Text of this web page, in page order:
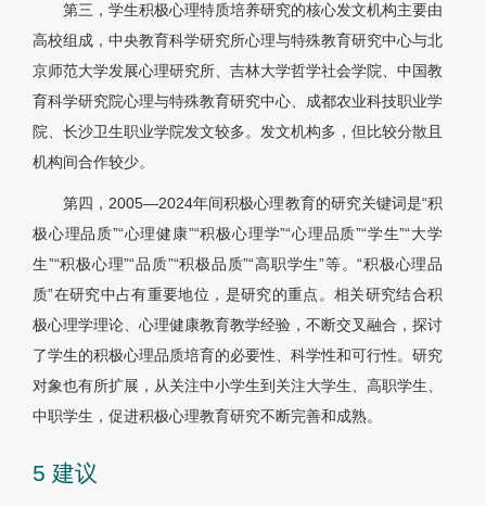
第三，学生积极心理特质培养研究的核心发文机构主要由
高校组成，中央教育科学研究所心理与特殊教育研究中心与北
京师范大学发展心理研究所、吉林大学哲学社会学院、中国教
育科学研究院心理与特殊教育研究中心、成都农业科技职业学
院、长沙卫生职业学院发文较多。发文机构多，但比较分散且
机构间合作较少。
第四，2005—2024年间积极心理教育的研究关键词是“积
极心理品质”“心理健康”“积极心理学”“心理品质”“学生”“大学
生”“积极心理”“品质”“积极品质”“高职学生”等。“积极心理品
质”在研究中占有重要地位，是研究的重点。相关研究结合积
极心理学理论、心理健康教育教学经验，不断交叉融合，探讨
了学生的积极心理品质培育的必要性、科学性和可行性。研究
对象也有所扩展，从关注中小学生到关注大学生、高职学生、
中职学生，促进积极心理教育研究不断完善和成熟。
5 建议